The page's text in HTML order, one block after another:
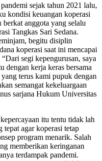
sejak tahun 2021 lalu,
kondisi keuangan koperasi
anggota yang selalu
Tangkas Sari Sedana.
begitu disiplin
koperasi saat ini mencapai
segi kepengurusan, saya
dengan kerja keras bersama
terus kami pupuk dengan
semangat kekeluargaan
sarjana Hukum Universitas
itu tentu tidak lah
tepat agar koperasi tetap
program menarik. Salah
memberikan keringanan
terdampak pandemi.